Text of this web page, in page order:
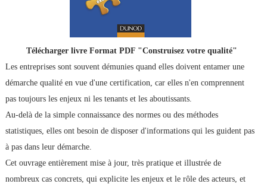
Télécharger livre Format PDF "Construisez votre qualité"
Les entreprises sont souvent démunies quand elles doivent entamer une
démarche qualité en vue d'une certification, car elles n'en comprennent
pas toujours les enjeux ni les tenants et les aboutissants.
Au-delà de la simple connaissance des normes ou des méthodes
statistiques, elles ont besoin de disposer d'informations qui les guident pas
à pas dans leur démarche.
Cet ouvrage entièrement mise à jour, très pratique et illustrée de
nombreux cas concrets, qui explicite les enjeux et le rôle des acteurs, et